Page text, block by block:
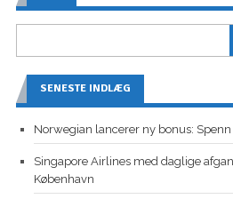
SENESTE INDLÆG
Norwegian lancerer ny bonus: Spenn
Singapore Airlines med daglige
København